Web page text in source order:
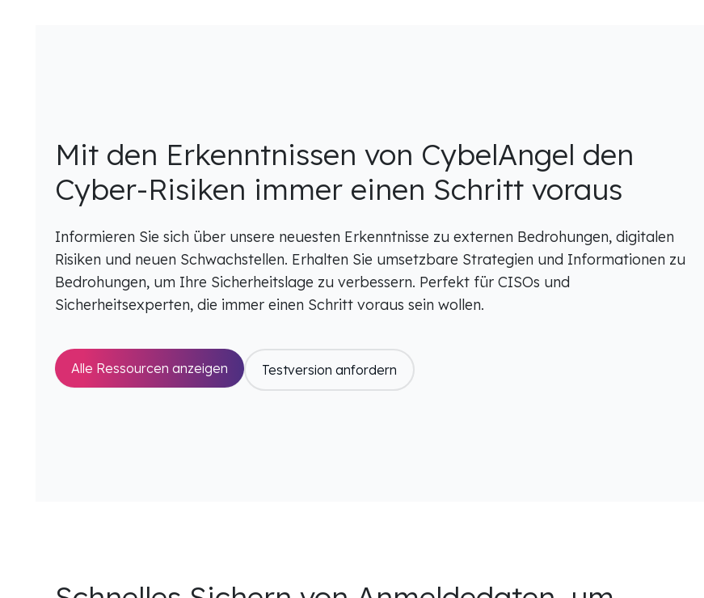
Mit den Erkenntnissen von CybelAngel den
Cyber-Risiken immer einen Schritt voraus
Informieren Sie sich über unsere neuesten Erkenntnisse zu externen Bedrohungen, digitalen
Risiken und neuen Schwachstellen. Erhalten Sie umsetzbare Strategien und Informationen zu
Bedrohungen, um Ihre Sicherheitslage zu verbessern. Perfekt für CISOs und
Sicherheitsexperten, die immer einen Schritt voraus sein wollen.
Alle Ressourcen anzeigen Testversion anfordern